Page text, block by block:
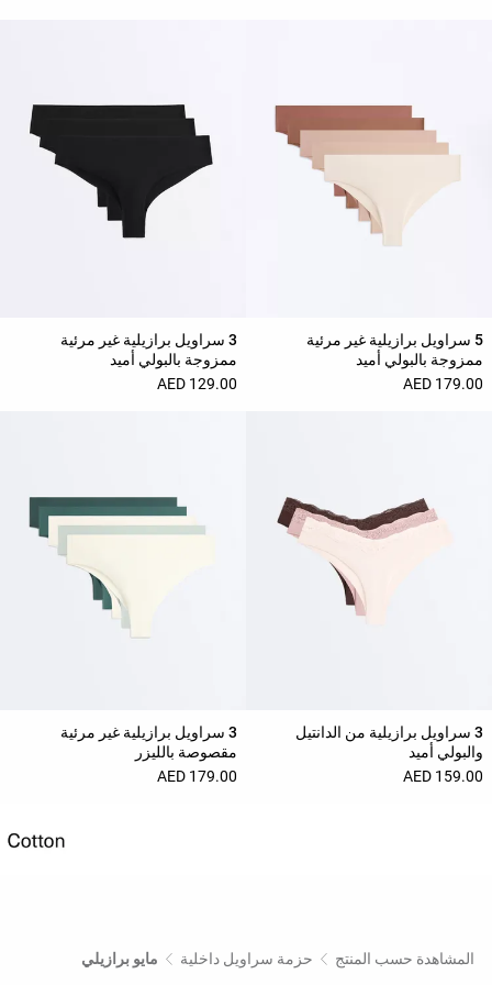
Community
افتتاحية
مساعدة
5 سراويل برازيلية غير مرئية
ممزوجة بالبولي أميد
179.00 AED
3 سراويل برازيلية غير مرئية
ممزوجة بالبولي أميد
129.00 AED
3 سراويل برازيلية من الدانتيل
والبولي أميد
159.00 AED
3 سراويل برازيلية غير مرئية
مقصوصة بالليزر
179.00 AED
المشاهدة حسب المنتج حزمة سراويل داخلية مايو برازيلي